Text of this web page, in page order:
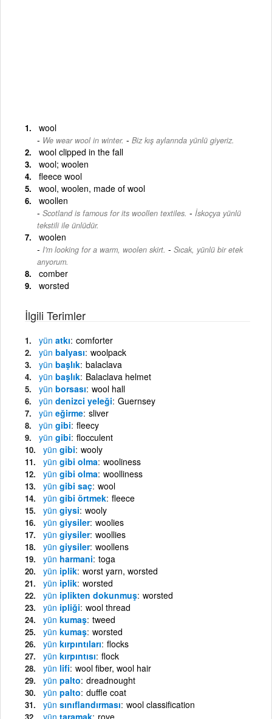
wool
We wear wool in winter. - Biz kış aylarında yünlü giyeriz.
wool clipped in the fall
wool; woolen
fleece wool
wool, woolen, made of wool
woollen
Scotland is famous for its woollen textiles. - İskoçya yünlü
tekstili ile ünlüdür.
woolen
I'm looking for a warm, woolen skirt. - Sıcak, yünlü bir etek
arıyorum.
comber
worsted
İlgili Terimler
yün atkı comforter
yün balyası woolpack
yün başlık balaclava
yün başlık Balaclava helmet
yün borsası wool hall
yün denizci yeleği Guernsey
yün eğirme sliver
yün gibi fleecy
yün gibi flocculent
yün gibi wooly
yün gibi olma wooliness
yün gibi olma woolliness
yün gibi saç wool
yün gibi örtmek fleece
yün giysi wooly
yün giysiler woolies
yün giysiler woollies
yün giysiler woollens
yün harmani toga
yün iplik worst yarn, worsted
yün iplik worsted
yün iplikten dokunmuş worsted
yün ipliği wool thread
yün kumaş tweed
yün kumaş worsted
yün kırpıntıları flocks
yün kırpıntısı flock
yün lifi wool fiber, wool hair
yün palto dreadnought
yün palto duffle coat
yün sınıflandırması wool classification
yün taramak rove